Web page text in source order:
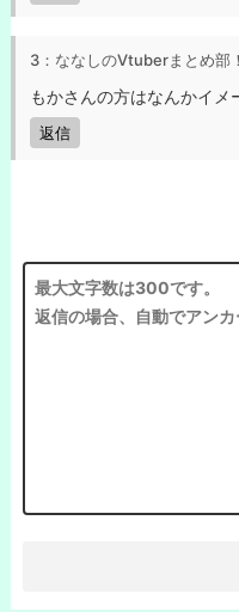
3：ななしのVtuberまとめ部！
もかさんの方はなんかイメ
返信